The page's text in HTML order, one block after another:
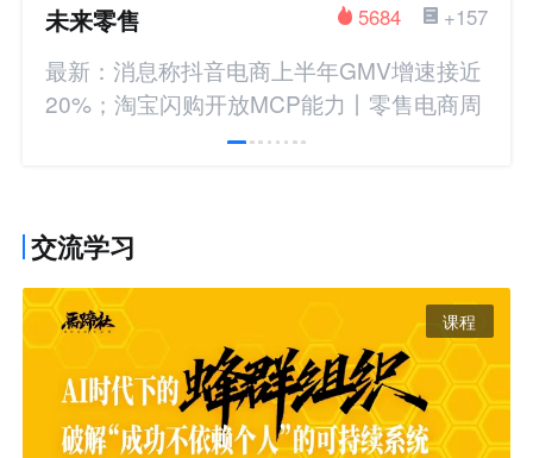
未来零售 +157
5684
最新：消息称抖音电商上半年GMV增速接近
20%；淘宝闪购开放MCP能力丨零售电商周
交流学习
课程